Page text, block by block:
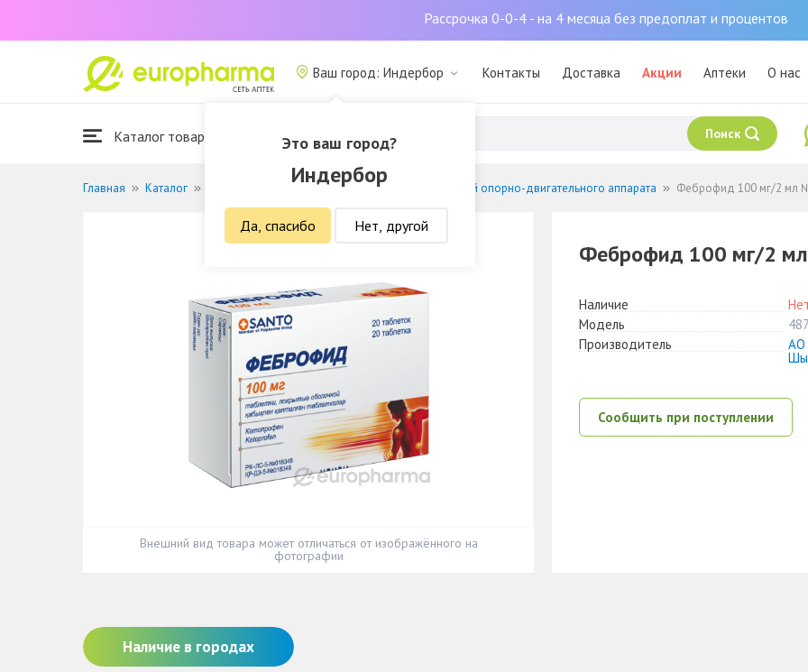
Рассрочка 0-0-4 - на 4 месяца без предоплат и процентов
Ваш город: Индербор
Это ваш город?
Индербор
Да, спасибо Нет, другой
Контакты Доставка Акции Аптеки О нас
Каталог товаров Поиск
Главная Каталог Лекарственные средства Лечение заболеваний опорно-двигательного аппарата Феброфид 100 мг/2 мл
Внешний вид товара может отличаться от изображённого на
фотографии
Феброфид 100 мг/2
Наличие
Модель
Производитель
АО
Сообщить при поступлении
Наличие в городах